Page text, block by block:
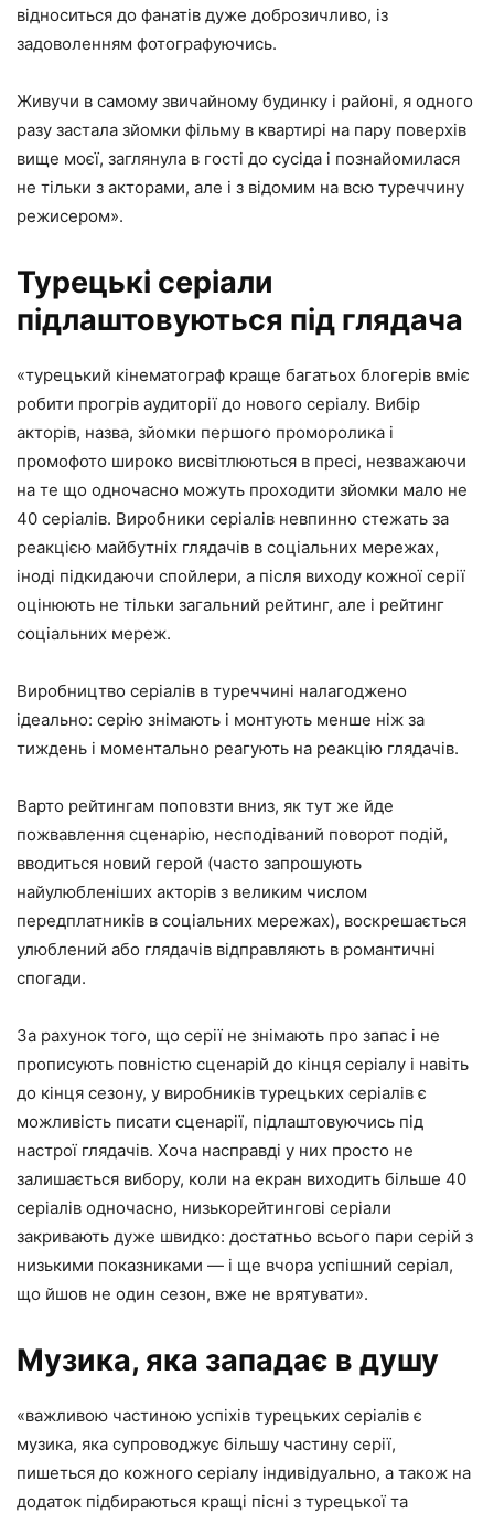
відноситься до фанатів дуже доброзичливо, із
задоволенням фотографуючись.
Живучи в самому звичайному будинку і районі, я одного
разу застала зйомки фільму в квартирі на пару поверхів
вище моєї, заглянула в гості до сусіда і познайомилася
не тільки з акторами, але і з відомим на всю туреччину
режисером».
Турецькі серіали
підлаштовуються під глядача
«турецький кінематограф краще багатьох блогерів вміє
робити прогрів аудиторії до нового серіалу. Вибір
акторів, назва, зйомки першого проморолика і
промофото широко висвітлюються в пресі, незважаючи
на те що одночасно можуть проходити зйомки мало не
40 серіалів. Виробники серіалів невпинно стежать за
реакцією майбутніх глядачів в соціальних мережах,
іноді підкидаючи спойлери, а після виходу кожної серії
оцінюють не тільки загальний рейтинг, але і рейтинг
соціальних мереж.
Виробництво серіалів в туреччині налагоджено
ідеально: серію знімають і монтують менше ніж за
тиждень і моментально реагують на реакцію глядачів.
Варто рейтингам поповзти вниз, як тут же йде
пожвавлення сценарію, несподіваний поворот подій,
вводиться новий герой (часто запрошують
найулюбленіших акторів з великим числом
передплатників в соціальних мережах), воскрешається
улюблений або глядачів відправляють в романтичні
спогади.
За рахунок того, що серії не знімають про запас і не
прописують повністю сценарій до кінця серіалу і навіть
до кінця сезону, у виробників турецьких серіалів є
можливість писати сценарії, підлаштовуючись під
настрої глядачів. Хоча насправді у них просто не
залишається вибору, коли на екран виходить більше 40
серіалів одночасно, низькорейтингові серіали
закривають дуже швидко: достатньо всього пари серій з
низькими показниками — і ще вчора успішний серіал,
що йшов не один сезон, вже не врятувати».
Музика, яка западає в душу
«важливою частиною успіхів турецьких серіалів є
музика, яка супроводжує більшу частину серії,
пишеться до кожного серіалу індивідуально, а також на
додаток підбираються кращі пісні з турецької та